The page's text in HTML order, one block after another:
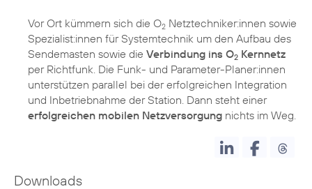
Vor Ort kümmern sich die O2 Netztechniker:innen sowie
Spezialist:innen für Systemtechnik um den Aufbau des
Sendemasten sowie die Verbindung ins O2 Kernnetz
per Richtfunk. Die Funk- und Parameter-Planer:innen
unterstützen parallel bei der erfolgreichen Integration
und Inbetriebnahme der Station. Dann steht einer
erfolgreichen mobilen Netzversorgung nichts im Weg.
Downloads